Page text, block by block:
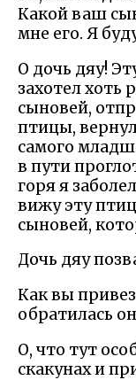
Какой ваш
мне его. Я
О дочь дяу!
захотел хоть
сыновей,
птицы,
самого
в пути
горя я
вижу эту
сыновей,
Дочь дяу
Как вы
обратилась
О, что тут
скакунах и